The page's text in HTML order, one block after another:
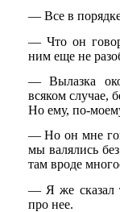
— Все в
— Что он
ним еще не
— Вылазка
всяком случае,
Но ему, по-
— Но он мне
мы валялись
там вроде
— Я же сказал
про нее.